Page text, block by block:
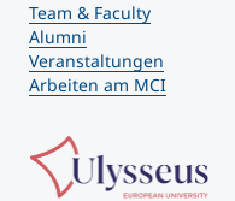
Team & Faculty
Alumni
Veranstaltungen
Arbeiten am MCI